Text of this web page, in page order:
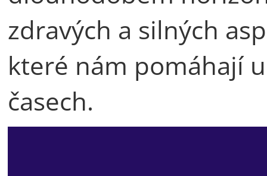
zdravých a silných
které nám pomáhají
časech.